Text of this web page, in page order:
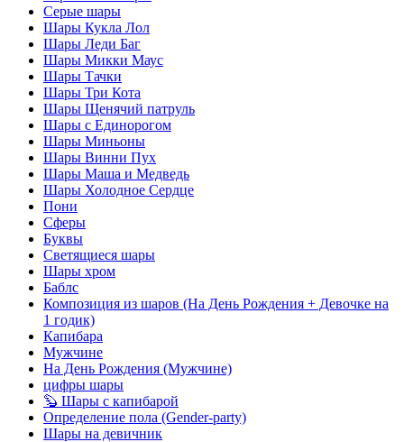
Серые шары
Шары Кукла Лол
Шары Леди Баг
Шары Микки Маус
Шары Тачки
Шары Три Кота
Шары Щенячий патруль
Шары с Единорогом
Шары Миньоны
Шары Винни Пух
Шары Маша и Медведь
Шары Холодное Сердце
Пони
Сферы
Буквы
Светящиеся шары
Шары хром
Баблс
Композиция из шаров (На День Рождения + Девочке на
1 годик)
Капибара
Мужчине
На День Рождения (Мужчине)
цифры шары
🦫 Шары с капибарой
Определение пола (Gender-party)
Шары на девичник